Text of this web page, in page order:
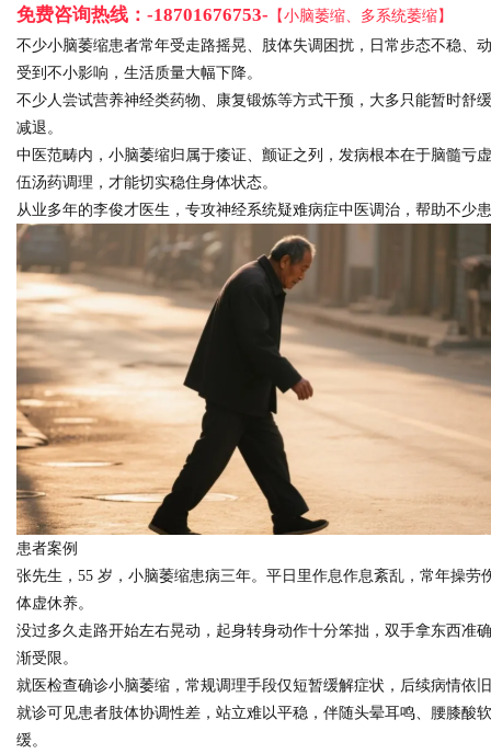
Bo
ar
d
免费咨询热线： -18701676753- 【小脑萎缩、多系统萎缩】
不少小脑萎缩患者常年受走路摇晃、肢体失调困扰，日常步态不稳、
受到不小影响，生活质量大幅下降。
不少人尝试营养神经类药物、康复锻炼等方式干预，大多只能暂时舒
减退。
中医范畴内，小脑萎缩归属于痿证、颤证之列，发病根本在于脑髓亏
伍汤药调理，才能切实稳住身体状态。
从业多年的李俊才医生，专攻神经系统疑难病症中医调治，帮助不少
患者案例
张先生，55 岁，小脑萎缩患病三年。平日里作息作息紊乱，常年操
体虚休养。
没过多久走路开始左右晃动，起身转身动作十分笨拙，双手拿东西准
渐受限。
就医检查确诊小脑萎缩，常规调理手段仅短暂缓解症状，后续病情依
就诊可见患者肢体协调性差，站立难以平稳，伴随头晕耳鸣、腰膝酸
缓。